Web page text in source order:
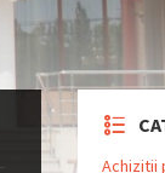
Achizitii